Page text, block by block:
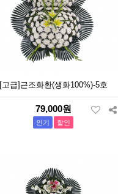
[고급]근조화환(생화100%)-5호
79,000원
인기 할인